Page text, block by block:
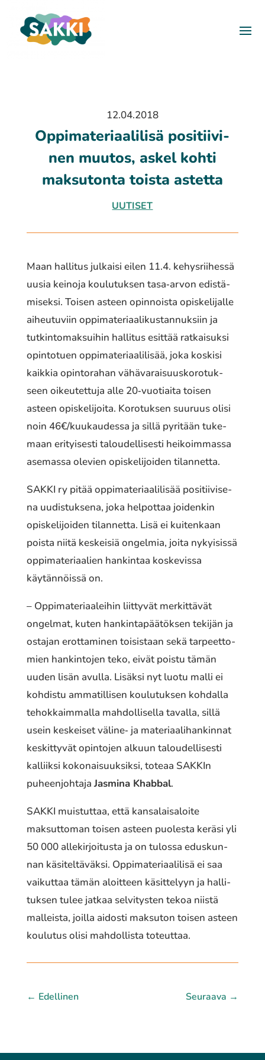
12.04.2018
Oppi­ma­te­ri­aa­li­li­sä posi­tii­vi­
nen muutos, askel kohti
maksu­ton­ta toista astetta
UUTISET
Maan halli­tus julkai­si eilen 11.4. kehys­rii­hes­sä
uusia keinoja koulu­tuk­sen tasa‐arvon edis­tä­
mi­sek­si. Toisen asteen opin­nois­ta opis­ke­li­jal­le
aiheu­tu­viin oppi­ma­te­ri­aa­li­kus­tan­nuk­siin ja
tutkin­to­mak­sui­hin halli­tus esittää ratkai­suk­si
opin­to­tuen oppi­ma­te­ri­aa­li­li­sää, joka koskisi
kaikkia opin­to­ra­han vähä­va­rai­suus­ko­ro­tuk­
seen oikeu­tet­tu­ja alle 20‐vuotiaita toisen
asteen opis­ke­li­joi­ta. Korotuksen suuruus olisi
noin 46€/kuukaudessa ja sillä pyri­tään tuke­
maan erityi­ses­ti talou­del­li­ses­ti heikoim­mas­sa
asemas­sa olevien opis­ke­li­joi­den tilan­net­ta.
SAKKI ry pitää oppi­ma­te­ri­aa­li­li­sää posi­tii­vi­se­
na uudis­tuk­se­na, joka helpot­taa joiden­kin
opis­ke­li­joi­den tilan­net­ta. Lisä ei kuiten­kaan
poista niitä keskei­siä ongel­mia, joita nykyi­sis­sä
oppi­ma­te­ri­aa­lien hankin­taa koske­vis­sa
käytän­nöis­sä on.
– Oppimateriaaleihin liit­ty­vät merkit­tä­vät
ongel­mat, kuten hankin­ta­pää­tök­sen tekijän ja
ostajan erot­ta­mi­nen toisis­taan sekä tarpeet­to­
mien hankin­to­jen teko, eivät poistu tämän
uuden lisän avulla. Lisäksi nyt luotu malli ei
kohdis­tu amma­til­li­sen koulu­tuk­sen kohdal­la
tehok­kaim­mal­la mahdol­li­sel­la tavalla, sillä
usein keskei­set väline‐ ja mate­ri­aa­li­han­kin­nat
keskit­ty­vät opin­to­jen alkuun talou­del­li­ses­ti
kalliik­si koko­nai­suuk­sik­si, toteaa SAKKIn
puheen­joh­ta­jaJasmina Khabbal.
SAKKI muis­tut­taa, että kansa­lais­aloi­te
maksut­to­man toisen asteen puoles­ta keräsi yli
50 000 alle­kir­joi­tus­ta ja on tulossa edus­kun­
nan käsi­tel­tä­väk­si. Oppimateriaalilisä ei saa
vaikut­taa tämän aloit­teen käsit­te­lyyn ja halli­
tuk­sen tulee jatkaa selvi­tys­ten tekoa niistä
malleis­ta, joilla aidosti maksu­ton toisen asteen
koulu­tus olisi mahdol­lis­ta toteut­taa.
← Edellinen Seuraava →